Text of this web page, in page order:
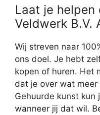
Laat je helpen
Veldwerk B.V.
Wij streven naar
ons doel. Je hebt
kopen of huren. Het
dat je over wat
Gehuurde kunst kun
wanneer jij dat wil.